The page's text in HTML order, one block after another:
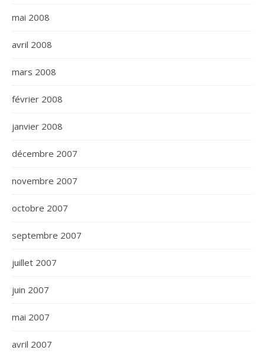
mai 2008
avril 2008
mars 2008
février 2008
janvier 2008
décembre 2007
novembre 2007
octobre 2007
septembre 2007
juillet 2007
juin 2007
mai 2007
avril 2007